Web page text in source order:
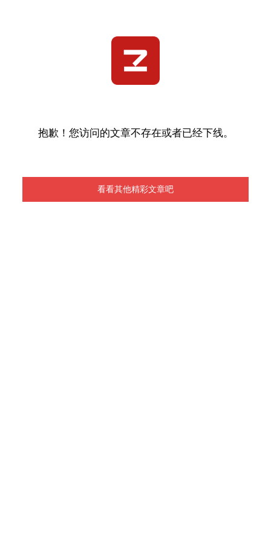
抱歉！您访问的文章不存在或者已经下线。
看看其他精彩文章吧